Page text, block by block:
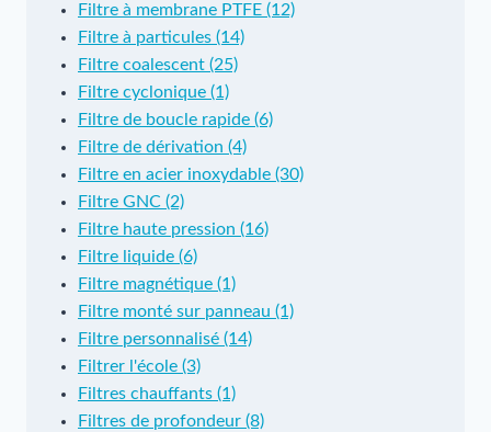
Filtre à membrane PTFE (12)
Filtre à particules (14)
Filtre coalescent (25)
Filtre cyclonique (1)
Filtre de boucle rapide (6)
Filtre de dérivation (4)
Filtre en acier inoxydable (30)
Filtre GNC (2)
Filtre haute pression (16)
Filtre liquide (6)
Filtre magnétique (1)
Filtre monté sur panneau (1)
Filtre personnalisé (14)
Filtrer l'école (3)
Filtres chauffants (1)
Filtres de profondeur (8)